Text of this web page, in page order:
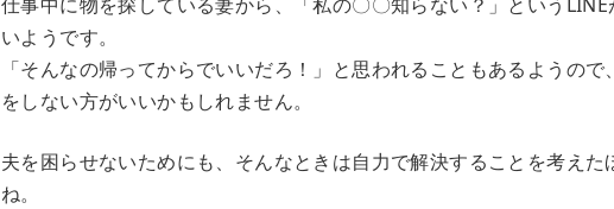
仕事中に物を探している妻から、「私の〇〇知らない？」という
いようです。
「そんなの帰ってからでいいだろ！」と思われることもあるようの
をしない方がいいかもしれません。
夫を困らせないためにも、そんなときは自力で解決することを考え
ね。